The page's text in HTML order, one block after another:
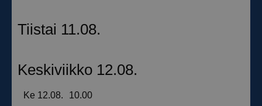
Luokittelemattomat